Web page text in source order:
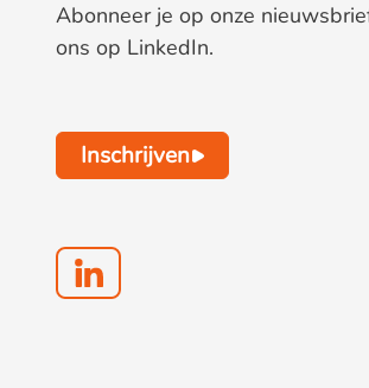
Abonneer je op onze
ons op LinkedIn.
Inschrijven